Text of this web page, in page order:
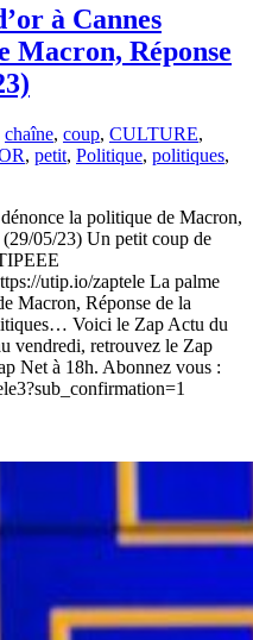
à Cannes
Macron, Réponse
chaîne, coup, CULTURE,
, petit, Politique, politiques,
la politique de Macron,
05/23) Un petit coup de
utip.io/zaptele La palme
Macron, Réponse de la
Voici le Zap Actu du
vendredi, retrouvez le Zap
Net à 18h. Abonnez vous :